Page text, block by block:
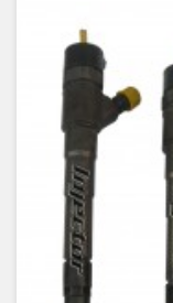
Nou 2